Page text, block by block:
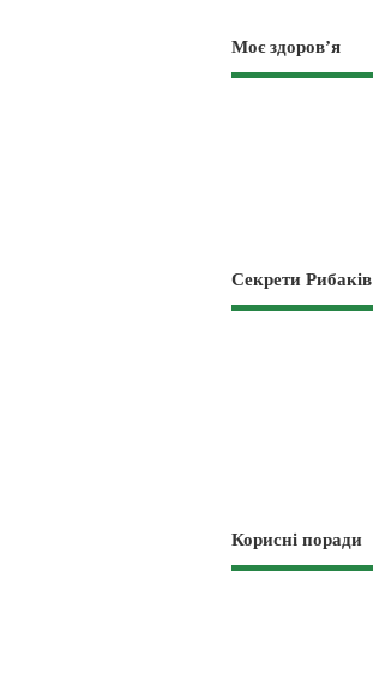
Моє здоров’я
Секрети Рибаків
Корисні поради